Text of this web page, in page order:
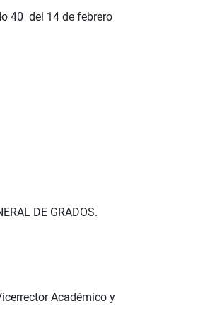
40 del 14 de febrero
DE GRADOS.
Académico y